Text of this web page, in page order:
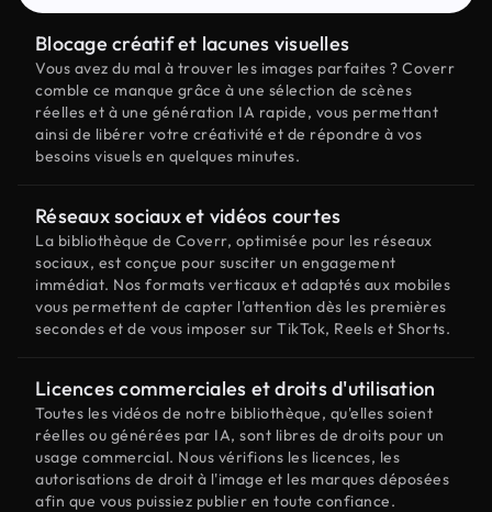
Blocage créatif et lacunes visuelles
Vous avez du mal à trouver les images parfaites ? Coverr
comble ce manque grâce à une sélection de scènes
réelles et à une génération IA rapide, vous permettant
ainsi de libérer votre créativité et de répondre à vos
besoins visuels en quelques minutes.
Réseaux sociaux et vidéos courtes
La bibliothèque de Coverr, optimisée pour les réseaux
sociaux, est conçue pour susciter un engagement
immédiat. Nos formats verticaux et adaptés aux mobiles
vous permettent de capter l'attention dès les premières
secondes et de vous imposer sur TikTok, Reels et Shorts.
Licences commerciales et droits d'utilisation
Toutes les vidéos de notre bibliothèque, qu'elles soient
réelles ou générées par IA, sont libres de droits pour un
usage commercial. Nous vérifions les licences, les
autorisations de droit à l'image et les marques déposées
afin que vous puissiez publier en toute confiance.